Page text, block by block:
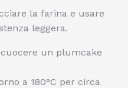
la farina e usare
leggera.
un plumcake
a 180°C per circa